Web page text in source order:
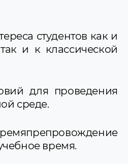
домик»студентов как и
и к классической
для проведения
среде.
время.